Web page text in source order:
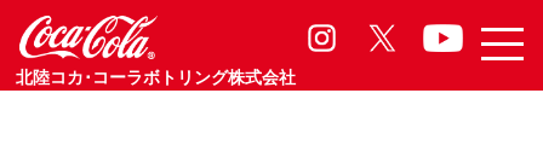
北陸コカ･コーラボトリング株式会社
お知らせ Information